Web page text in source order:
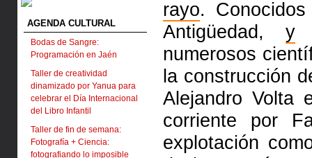
AGENDA CULTURAL
Bodas de Sangre:
Programación en Jaén
Taller de creatividad
dinamizado por Yanua para
celebrar el Día Internacional
del Libro Infantil
Taller de fin de semana:
Fotografía + Ciencia:
fotografiando lo imposible
rayo.
Antigüedad,y
numerosos
la construcción
Alejandro Volta
corriente por
explotación